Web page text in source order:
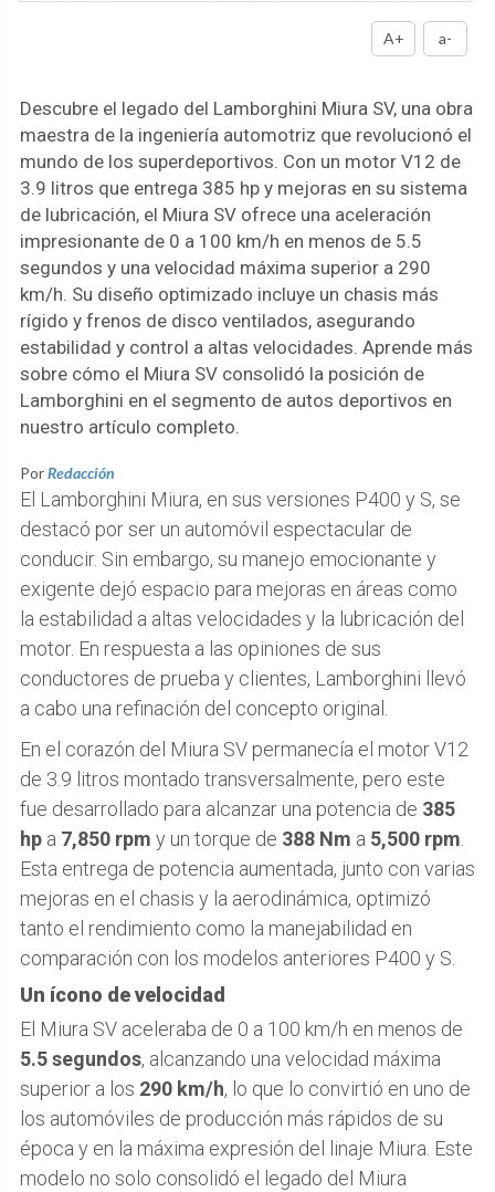
A+ a-
Descubre el legado del Lamborghini Miura SV, una obra
maestra de la ingeniería automotriz que revolucionó el
mundo de los superdeportivos. Con un motor V12 de
3.9 litros que entrega 385 hp y mejoras en su sistema
de lubricación, el Miura SV ofrece una aceleración
impresionante de 0 a 100 km/h en menos de 5.5
segundos y una velocidad máxima superior a 290
km/h. Su diseño optimizado incluye un chasis más
rígido y frenos de disco ventilados, asegurando
estabilidad y control a altas velocidades. Aprende más
sobre cómo el Miura SV consolidó la posición de
Lamborghini en el segmento de autos deportivos en
nuestro artículo completo.
PorRedacción
El Lamborghini Miura, en sus versiones P400 y S, se
destacó por ser un automóvil espectacular de
conducir. Sin embargo, su manejo emocionante y
exigente dejó espacio para mejoras en áreas como
la estabilidad a altas velocidades y la lubricación del
motor. En respuesta a las opiniones de sus
conductores de prueba y clientes, Lamborghini llevó
a cabo una refinación del concepto original.
En el corazón del Miura SV permanecía el motor V12
de 3.9 litros montado transversalmente, pero este
fue desarrollado para alcanzar una potencia de 385
hp a 7,850 rpm y un torque de 388 Nm a 5,500 rpm
Esta entrega de potencia aumentada, junto con varias
mejoras en el chasis y la aerodinámica, optimizó
tanto el rendimiento como la manejabilidad en
comparación con los modelos anteriores P400 y S.
Un ícono de velocidad
El Miura SV aceleraba de 0 a 100 km/h en menos de
5.5 segundos, alcanzando una velocidad máxima
superior a los 290 km/h, lo que lo convirtió en uno de
los automóviles de producción más rápidos de su
época y en la máxima expresión del linaje Miura. Este
modelo no solo consolidó el legado del Miura